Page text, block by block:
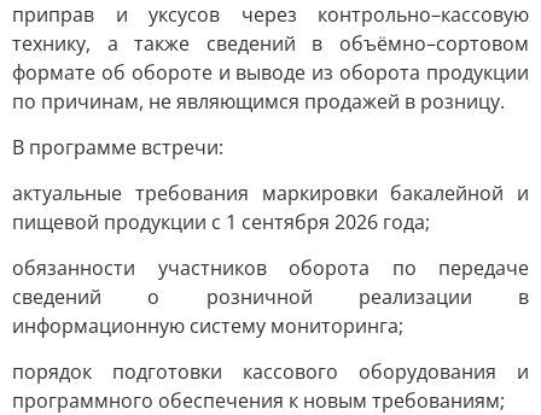
приправ и уксусов через контрольно–кассовую
технику, а также сведений в объёмно–сортовом
формате об обороте и выводе из оборота продукции
по причинам, не являющимся продажей в розницу.
В программе встречи:
актуальные требования маркировки бакалейной и
пищевой продукции с 1 сентября 2026 года;
обязанности участников оборота по передаче
сведений о розничной реализации в
информационную систему мониторинга;
порядок подготовки кассового оборудования и
программного обеспечения к новым требованиям;